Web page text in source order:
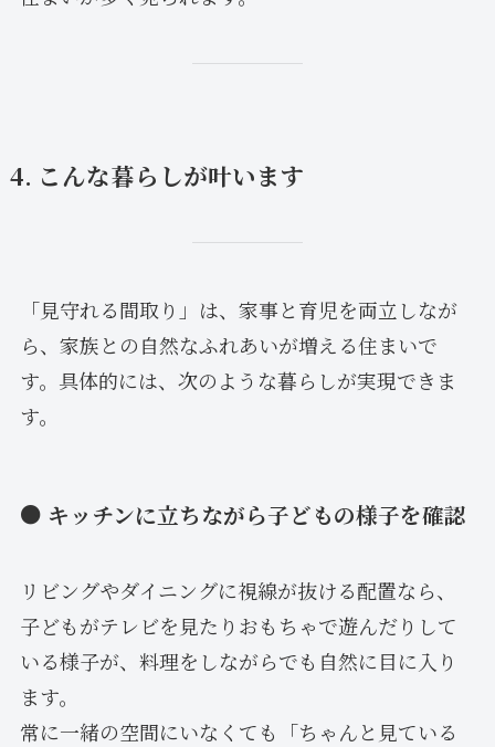
4. こんな暮らしが叶います
「見守れる間取り」は、家事と育児を両立しなが
ら、家族との自然なふれあいが増える住まいで
す。具体的には、次のような暮らしが実現できま
す。
● キッチンに立ちながら子どもの様子を確認
リビングやダイニングに視線が抜ける配置なら、
子どもがテレビを見たりおもちゃで遊んだりして
いる様子が、料理をしながらでも自然に目に入り
ます。
常に一緒の空間にいなくても「ちゃんと見ている